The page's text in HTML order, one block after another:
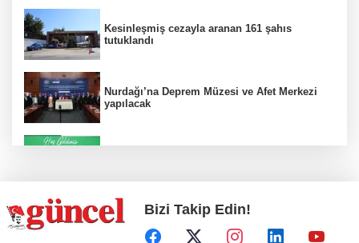
Kesinleşmiş cezayla aranan 161 şahıs
tutuklandı
Nurdağı’na Deprem Müzesi ve Afet Merkezi
yapılacak
Koruma altındaki çocuklar sporla buluşuyor
Bizi Takip Edin!